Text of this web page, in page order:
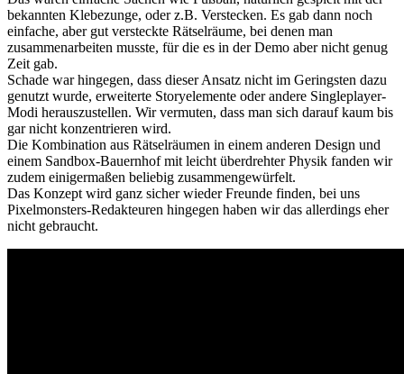
bekannten Klebezunge, oder z.B. Verstecken. Es gab dann noch
einfache, aber gut versteckte Rätselräume, bei denen man
zusammenarbeiten musste, für die es in der Demo aber nicht genug
Zeit gab.
Schade war hingegen, dass dieser Ansatz nicht im Geringsten dazu
genutzt wurde, erweiterte Storyelemente oder andere Singleplayer-
Modi herauszustellen. Wir vermuten, dass man sich darauf kaum bis
gar nicht konzentrieren wird.
Die Kombination aus Rätselräumen in einem anderen Design und
einem Sandbox-Bauernhof mit leicht überdrehter Physik fanden wir
zudem einigermaßen beliebig zusammengewürfelt.
Das Konzept wird ganz sicher wieder Freunde finden, bei uns
Pixelmonsters-Redakteuren hingegen haben wir das allerdings eher
nicht gebraucht.